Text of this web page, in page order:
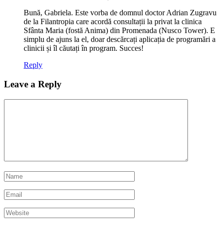
Bună, Gabriela. Este vorba de domnul doctor Adrian Zugravu
de la Filantropia care acordă consultații la privat la clinica
Sfânta Maria (fostă Anima) din Promenada (Nusco Tower). E
simplu de ajuns la el, doar descărcați aplicația de programări a
clinicii și îl căutați în program. Succes!
Reply
Leave a Reply